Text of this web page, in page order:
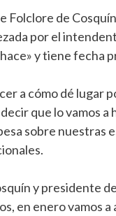
Folclore de
por el
y tiene fecha
a cómo dé lugar
que lo vamos
sobre nuestras
y presidente
en enero vamos